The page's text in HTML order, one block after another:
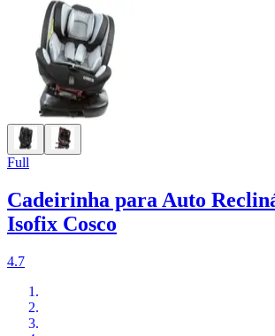
Full
Cadeirinha para Auto
Isofix Cosco
4.7